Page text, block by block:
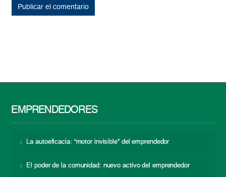
EMPRENDEDORES
La autoeficacia: “motor invisible” del emprendedor
El poder de la comunidad: nuevo activo del emprendedor